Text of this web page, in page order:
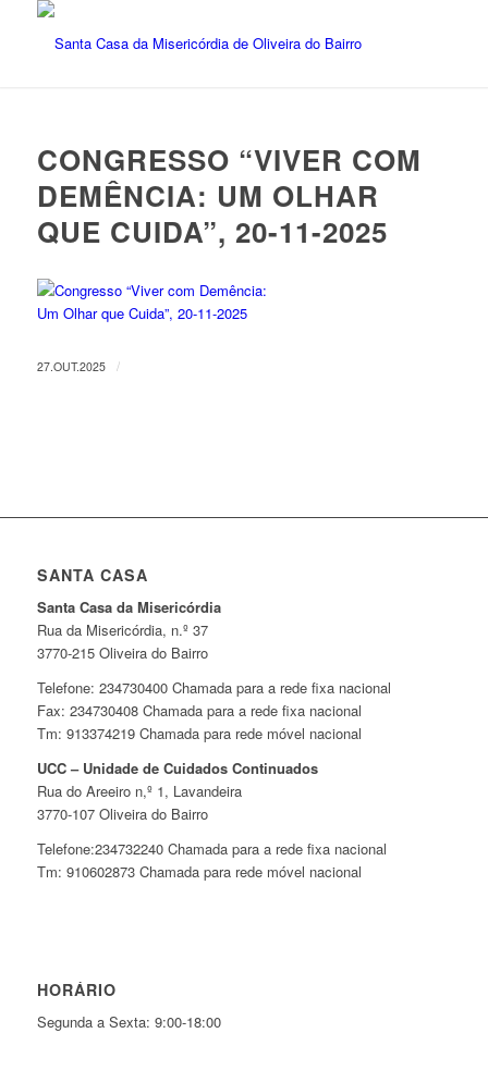
CONGRESSO “VIVER COM
DEMÊNCIA: UM OLHAR
QUE CUIDA”, 20-11-2025
27.OUT.2025 /
SANTA CASA
Santa Casa da Misericórdia
Rua da Misericórdia, n.º 37
3770-215 Oliveira do Bairro
Telefone: 234730400 Chamada para a rede fixa nacional
Fax: 234730408 Chamada para a rede fixa nacional
Tm: 913374219 Chamada para rede móvel nacional
UCC – Unidade de Cuidados Continuados
Rua do Areeiro n,º 1, Lavandeira
3770-107 Oliveira do Bairro
Telefone:234732240 Chamada para a rede fixa nacional
Tm: 910602873 Chamada para rede móvel nacional
HORÁRIO
Segunda a Sexta: 9:00-18:00